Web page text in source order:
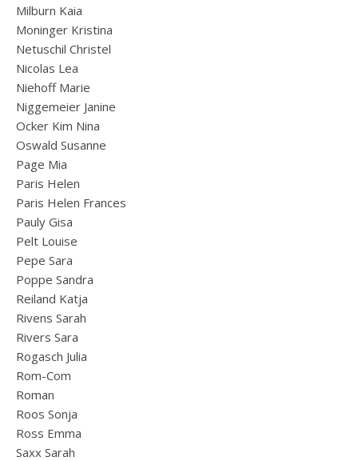
Milburn Kaia
Moninger Kristina
Netuschil Christel
Nicolas Lea
Niehoff Marie
Niggemeier Janine
Ocker Kim Nina
Oswald Susanne
Page Mia
Paris Helen
Paris Helen Frances
Pauly Gisa
Pelt Louise
Pepe Sara
Poppe Sandra
Reiland Katja
Rivens Sarah
Rivers Sara
Rogasch Julia
Rom-Com
Roman
Roos Sonja
Ross Emma
Saxx Sarah